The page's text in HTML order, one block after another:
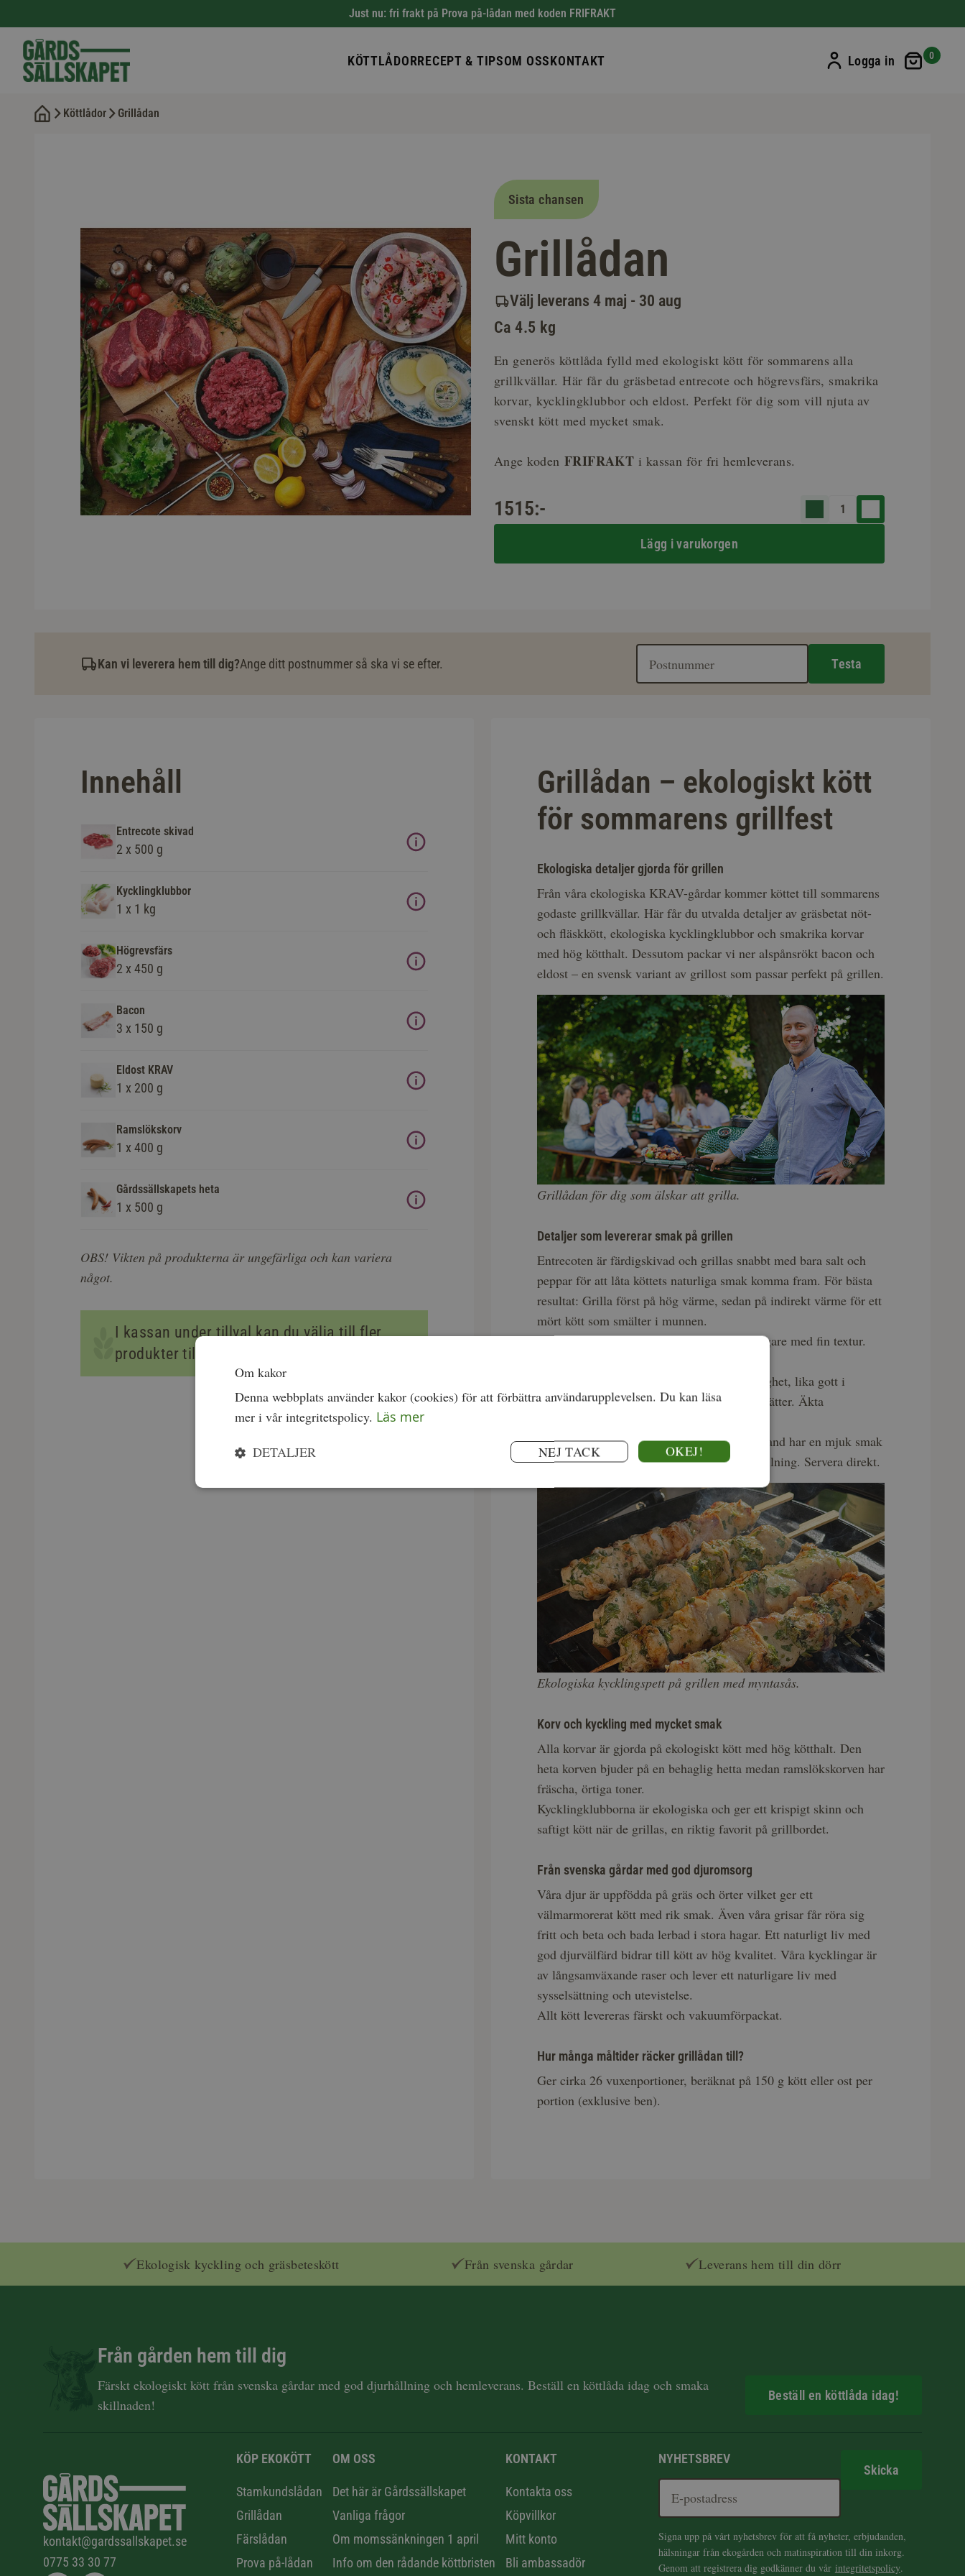
Just nu: fri frakt på Prova på-lådan med koden FRIFRAKT
KÖTTLÅDORRECEPT & TIPSOM OSSKONTAKT Logga in Min
0
Köttlådor Grillådan
Sista chansen
Grillådan
Välj leverans 4 maj - 30 aug
Ca 4.5 kg
En generös köttlåda fylld med ekologiskt kött för sommarens alla
grillkvällar. Här får du gräsbetad entrecote och högrevsfärs, smakrika
korvar, kycklingklubbor och eldost. Perfekt för dig som vill njuta av
svenskt kött med mycket smak.
Ange koden FRIFRAKT i kassan för fri hemleverans.
1515:-
Lägg i varukorgen
Kan vi leverera hem till dig?Ange ditt postnummer så ska vi se efter. Testa
Innehåll
Entrecote skivad
2 x 500 g
Kycklingklubbor
1 x 1 kg
Högrevsfärs
2 x 450 g
Bacon
3 x 150 g
Eldost KRAV
1 x 200 g
Ramslökskorv
1 x 400 g
Gårdssällskapets heta
1 x 500 g
OBS! Vikten på produkterna är ungefärliga och kan variera
något.
I kassan under tillval kan du välja till fler
produkter till din låda.
Grillådan – ekologiskt kött
för sommarens grillfest
Ekologiska detaljer gjorda för grillen
Från våra ekologiska KRAV-gårdar kommer köttet till sommarens
godaste grillkvällar. Här får du utvalda detaljer av gräsbetat nöt-
och fläskkött, ekologiska kycklingklubbor och smakrika korvar
med hög kötthalt. Dessutom packar vi ner alspånsrökt bacon och
eldost – en svensk variant av grillost som passar perfekt på grillen.
Grillådan för dig som älskar att grilla.
Detaljer som levererar smak på grillen
Entrecoten är färdigskivad och grillas snabbt med bara salt och
peppar för att låta köttets naturliga smak komma fram. För bästa
resultat: Grilla först på hög värme, sedan på indirekt värme för ett
mört kött som smälter i munnen.
Högrevsfärsen passar perfekt till saftiga burgare med fin textur.
Det ekologiska baconet tillför sälta och rökighet, lika gott i
burgaren som till grönsaker eller andra grillrätter. Äkta
Eldosten från Skärvångens Bymejeri i Jämtland har en mjuk smak
av brynt smör som kommer fram fint vid grillning. Servera direkt.
Ekologiska kycklingspett på grillen med myntasås.
Korv och kyckling med mycket smak
Alla korvar är gjorda på ekologiskt kött med hög kötthalt. Den
heta korven bjuder på en behaglig hetta medan ramslökskorven har
fräscha, örtiga toner.
Kycklingklubborna är ekologiska och ger ett krispigt skinn och
saftigt kött när de grillas, en riktig favorit på grillbordet.
Från svenska gårdar med god djuromsorg
Våra djur är uppfödda på gräs och örter vilket ger ett
välmarmorerat kött med rik smak. Även våra grisar får röra sig
fritt och beta och bada lerbad i stora hagar. Ett naturligt liv med
god djurvälfärd bidrar till kött av hög kvalitet. Våra kycklingar är
av långsamväxande raser och lever ett naturligare liv med
sysselsättning och utevistelse.
Allt kött levereras färskt och vakuumförpackat.
Hur många måltider räcker grillådan till?
Ger cirka 26 vuxenportioner, beräknat på 150 g kött eller ost per
portion (exklusive ben).
Ekologisk kyckling och gräsbeteskött Från svenska gårdar Leverans hem till din dörr
Från gården hem till dig
Färskt ekologiskt kött från svenska gårdar med god djurhållning och hemleverans. Beställ en köttlåda idag och smaka
skillnaden!
Beställ en köttlåda idag!
kontakt@gardssallskapet.se
0775 33 30 77
KÖP EKOKÖTT
Stamkundslådan
Grillådan
Färslådan
Prova på-lådan
OM OSS
Det här är Gårdssällskapet
Vanliga frågor
Om momssänkningen 1 april
Info om den rådande köttbristen
KONTAKT
Kontakta oss
Köpvillkor
Mitt konto
Bli ambassadör
NYHETSBREV
Skicka
Signa upp på vårt nyhetsbrev för att få nyheter, erbjudanden,
hälsningar från ekogården och matinspiration till din inkorg.
Genom att registrera dig godkänner du vår integritetspolicy.
Om kakor
Denna webbplats använder kakor (cookies) för att förbättra användarupplevelsen. Du kan läsa
mer i vår integritetspolicy. Läs mer
OKEJ!
NEJ TACK
DETALJER